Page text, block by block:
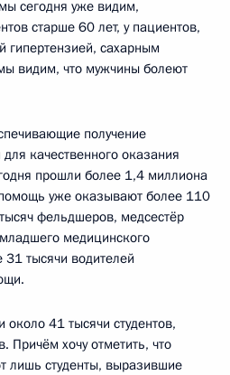
сегодня уже видим,
старше 60 лет, у пациентов,
гипертензией, сахарным
видим, что мужчины болеют
получение
качественного оказания
прошли более 1,4 миллиона
уже оказывают более 110
фельдшеров, медсестёр
медицинского
тысячи водителей
41 тысячи студентов,
Причём хочу отметить, что
лишь студенты, выразившие